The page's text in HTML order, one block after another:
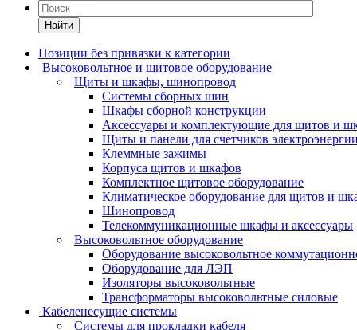
Найти
Позиции без привязки к категории
Высоковольтное и щитовое оборудование
Щиты и шкафы, шинопровод
Системы сборных шин
Шкафы сборной конструкции
Аксессуары и комплектующие для щитов и
Щиты и панели для счетчиков электроэнергии
Клеммные зажимы
Корпуса щитов и шкафов
Комплектное щитовое оборудование
Климатическое оборудование для щитов и
Шинопровод
Телекоммуникационные шкафы и аксессуары
Высоковольтное оборудование
Оборудование высоковольтное
Оборудование для ЛЭП
Изоляторы высоковольтные
Трансформаторы высоковольтные силовые
Кабеленесущие системы
Системы для прокладки кабеля